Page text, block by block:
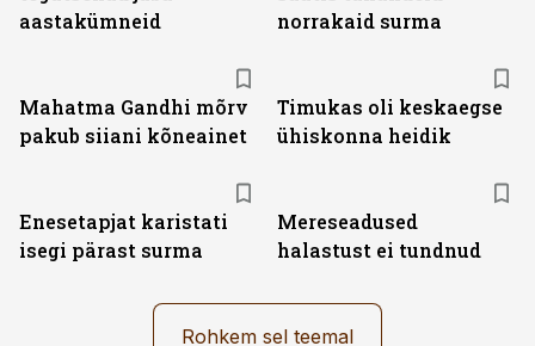
aastakümneid
norrakaid surma
Mahatma Gandhi mõrv
pakub siiani kõneainet
Timukas oli keskaegse
ühiskonna heidik
Enesetapjat karistati
isegi pärast surma
Mereseadused
halastust ei tundnud
Rohkem sel teemal